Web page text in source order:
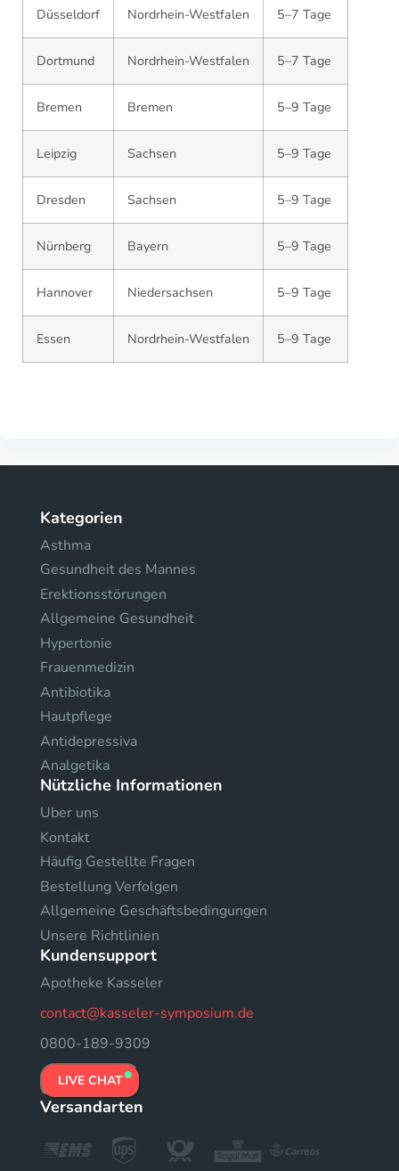
Düsseldorf Nordrhein-Westfalen 5–7 Tage
Dortmund Nordrhein-Westfalen 5–7 Tage
Bremen Bremen 5–9 Tage
Leipzig Sachsen 5–9 Tage
Dresden Sachsen 5–9 Tage
Nürnberg Bayern 5–9 Tage
Hannover Niedersachsen 5–9 Tage
Essen Nordrhein-Westfalen 5–9 Tage
Kategorien
Asthma
Gesundheit des Mannes
Erektionsstörungen
Allgemeine Gesundheit
Hypertonie
Frauenmedizin
Antibiotika
Hautpflege
Antidepressiva
Analgetika
Nützliche Informationen
Uber uns
Kontakt
Häufig Gestellte Fragen
Bestellung Verfolgen
Allgemeine Geschäftsbedingungen
Unsere Richtlinien
Kundensupport
Apotheke Kasseler
contact@kasseler-symposium.de
0800-189-9309
LIVE CHAT
Versandarten